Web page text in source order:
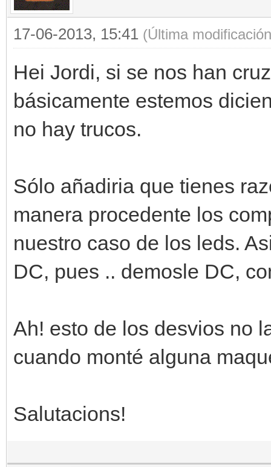
17-06-2013, 15:41 (Última
Hei Jordi, si se nos han
básicamente estemos
no hay trucos.
Sólo añadiria que tienes
manera procedente los
nuestro caso de los leds.
DC, pues .. demosle DC,
Ah! esto de los desvios no
cuando monté alguna
Salutacions!